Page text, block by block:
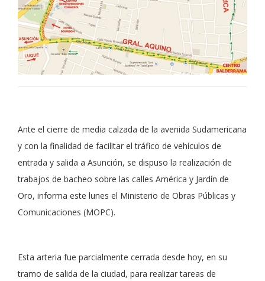
Ante el cierre de media calzada de la avenida Sudamericana
y con la finalidad de facilitar el tráfico de vehículos de
entrada y salida a Asunción, se dispuso la realización de
trabajos de bacheo sobre las calles América y Jardín de
Oro, informa este lunes el Ministerio de Obras Públicas y
Comunicaciones (MOPC).
Esta arteria fue parcialmente cerrada desde hoy, en su
tramo de salida de la ciudad, para realizar tareas de